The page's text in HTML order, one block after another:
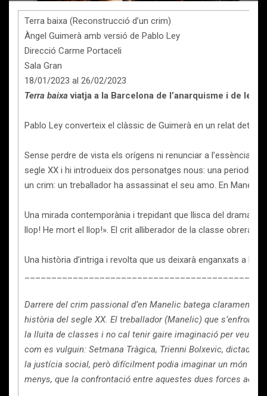
Terra baixa (Reconstrucció d’un crim)
Àngel Guimerà amb versió de Pablo Ley
Direcció Carme Portaceli
Sala Gran
18/01/2023 al 26/02/2023
Terra baixaviatja a la Barcelona de l’anarquisme i de les
Pablo Ley converteix el clàssic de Guimerà en un relat
Sense perdre de vista els orígens ni renunciar a l’essència
segle XX i hi introdueix dos personatges nous: una
un crim: un treballador ha assassinat el seu amo. En
Una mirada contemporània i trepidant que llisca del drama
llop! He mort el llop!». El crit alliberador de la classe obrera
Una història d’intriga i revolta que us deixarà enganxats a la
Darrere del crim passional d’en Manelic batega clarament
història del segle XX. El treballador (Manelic) que
la lluita de classes i no cal tenir gaire imaginació per veure-
com es vulguin: Setmana Tràgica, Trienni Bolxevic,
la justícia social, però difícilment podia imaginar un món en
menys, que la confrontació entre aquestes dues forces